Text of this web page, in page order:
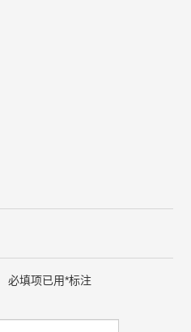
必填项已用*标注